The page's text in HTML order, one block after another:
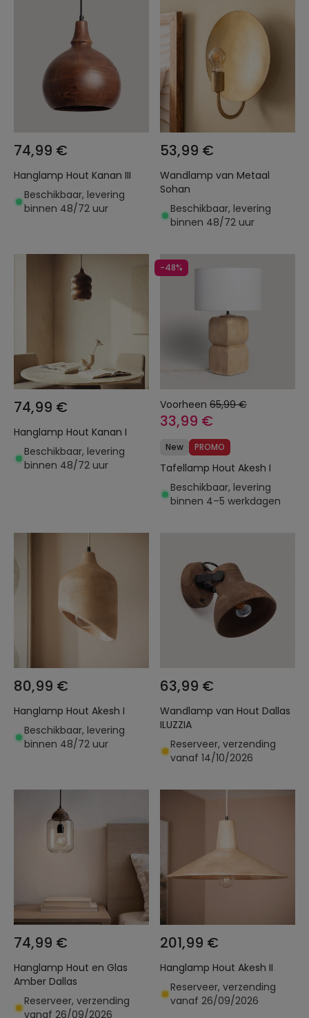
74,99 €
Hanglamp Hout Kanan III
Beschikbaar, levering
binnen 48/72 uur
53,99 €
Wandlamp van Metaal
Sohan
Beschikbaar, levering
binnen 48/72 uur
74,99 €
Hanglamp Hout Kanan I
Beschikbaar, levering
binnen 48/72 uur
-48%
Voorheen 65,99 €
33,99 €
New PROMO
Tafellamp Hout Akesh I
Beschikbaar, levering
binnen 4–5 werkdagen
80,99 €
Hanglamp Hout Akesh I
Beschikbaar, levering
binnen 48/72 uur
63,99 €
Wandlamp van Hout Dallas
ILUZZIA
Reserveer, verzending
vanaf 14/10/2026
74,99 €
Hanglamp Hout en Glas
Amber Dallas
Reserveer, verzending
vanaf 26/09/2026
201,99 €
Hanglamp Hout Akesh II
Reserveer, verzending
vanaf 26/09/2026